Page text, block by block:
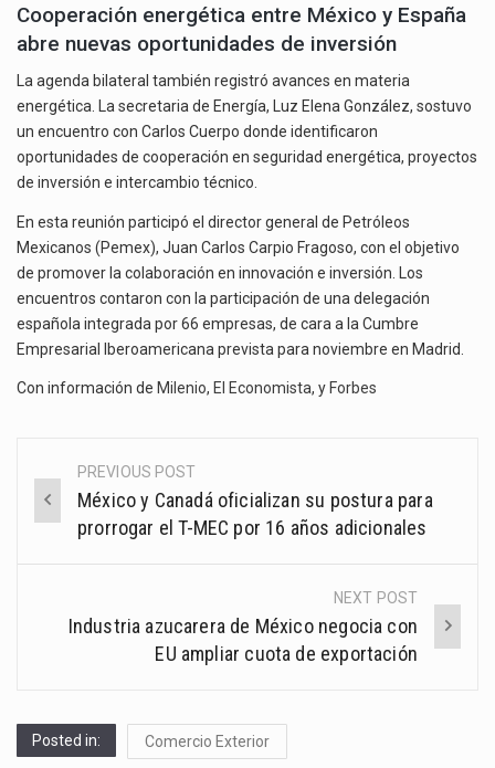
Cooperación energética entre México y España
abre nuevas oportunidades de inversión
La agenda bilateral también registró avances en materia
energética. La secretaria de Energía, Luz Elena González, sostuvo
un encuentro con Carlos Cuerpo donde identificaron
oportunidades de cooperación en seguridad energética, proyectos
de inversión e intercambio técnico.
En esta reunión participó el director general de Petróleos
Mexicanos (Pemex), Juan Carlos Carpio Fragoso, con el objetivo
de promover la colaboración en innovación e inversión. Los
encuentros contaron con la participación de una delegación
española integrada por 66 empresas, de cara a la Cumbre
Empresarial Iberoamericana prevista para noviembre en Madrid.
Con información de Milenio, El Economista, y Forbes
Post
navigation
PREVIOUS POST
México y Canadá oficializan su postura para
prorrogar el T-MEC por 16 años adicionales
NEXT POST
Industria azucarera de México negocia con
EU ampliar cuota de exportación
Posted in: Comercio Exterior